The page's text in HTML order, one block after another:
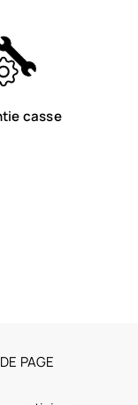
casse
PAGE